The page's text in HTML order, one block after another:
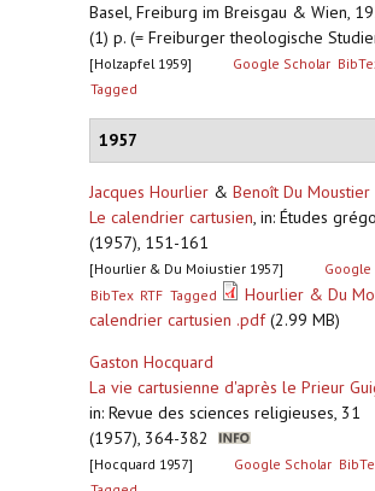
Basel, Freiburg im Breisgau & Wien,
(1) p. (= Freiburger theologische
[Holzapfel 1959] Google Scholar
Tagged
1957
Jacques Hourlier & Benoît Du Moustier
Le calendrier cartusien, in: Études
(1957), 151-161
[Hourlier & Du Moiustier 1957]
Google
BibTex RTF Tagged
Hourlier & Du
calendrier cartusien .pdf(2.99 MB)
Gaston Hocquard
La vie cartusienne d'après le Prieur
in: Revue des sciences religieuses, 31
(1957), 364-382
[Hocquard 1957] Google Scholar